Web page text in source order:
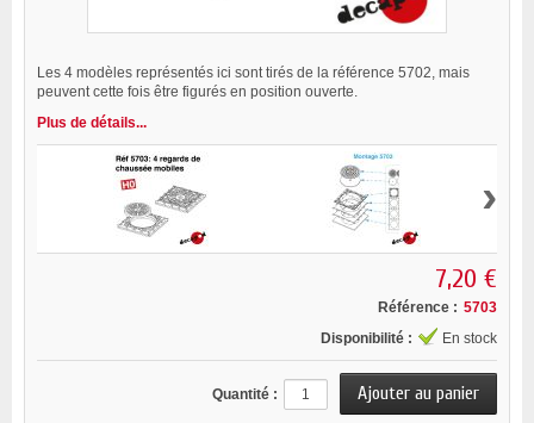
Les 4 modèles représentés ici sont tirés de la référence 5702, mais
peuvent cette fois être figurés en position ouverte.
Plus de détails...
›
7,20 €
Référence : 5703
Disponibilité :
En stock
Quantité :